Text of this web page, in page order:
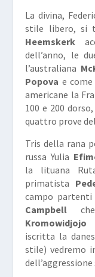
La divina,
stile libero, si
Heemskerk
dell’anno, le
l’australiana
Popova e
americane la
100 e 200
quattro prove
Tris della rana
russa Yulia
la lituana
primatista
campo
Campbell che
iscritta la
stile) vedremo